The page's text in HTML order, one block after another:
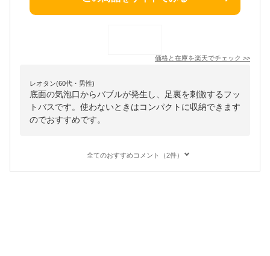
価格と在庫を楽天でチェック >>
レオタン(60代・男性)
底面の気泡口からバブルが発生し、足裏を刺激するフッ
トバスです。使わないときはコンパクトに収納できます
のでおすすめです。
全てのおすすめコメント（2件）